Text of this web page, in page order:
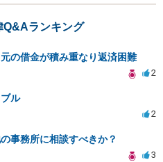
Q&Aランキング
の借金が積み重なり返済困難
2
ル
2
事務所に相談すべきか？
3